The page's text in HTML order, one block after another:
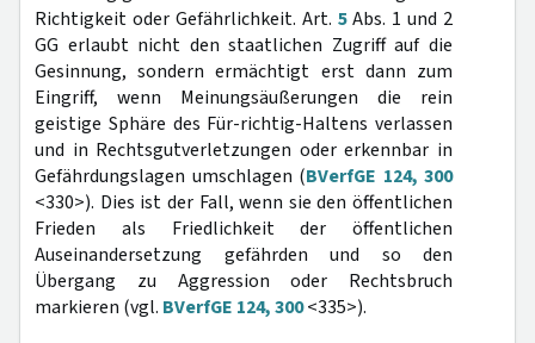
Richtigkeit oder Gefährlichkeit. Art. 5Abs. 1 und 2
GG erlaubt nicht den staatlichen Zugriff auf die
Gesinnung, sondern ermächtigt erst dann zum
Eingriff, wenn Meinungsäußerungen die rein
geistige Sphäre des Für-richtig-Haltens verlassen
und in Rechtsgutverletzungen oder erkennbar in
Gefährdungslagen umschlagen (BVerfGE 124, 300
<330>). Dies ist der Fall, wenn sie den öffentlichen
Frieden als Friedlichkeit der öffentlichen
Auseinandersetzung gefährden und so den
Übergang zu Aggression oder Rechtsbruch
markieren (vgl. BVerfGE 124, 300<335>).